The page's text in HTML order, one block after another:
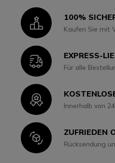
Icon100%
Kaufen Sie mit
IconEXPRESS-
Für alle
IconInnerhalb von
IconZUFRIEDEN
Rücksendung